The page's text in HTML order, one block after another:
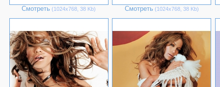
Смотреть (1024х768, 38 Kb) Смотреть (1024х768, 38 Kb)